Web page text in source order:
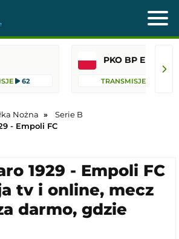
62 TRANSMISJE
Nożna
Serie B
- Empoli FC
1929 - Empoli FC
tv i online, mecz
darmo, gdzie